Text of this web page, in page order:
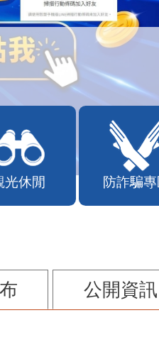
光休閒 防詐騙專
公開資訊